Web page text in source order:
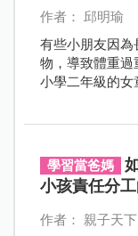
作者： 邱明瑜
有些小朋友因
物，導致體重過
小學二年級的
學習當爸媽
小孩責任分
作者： 親子天下